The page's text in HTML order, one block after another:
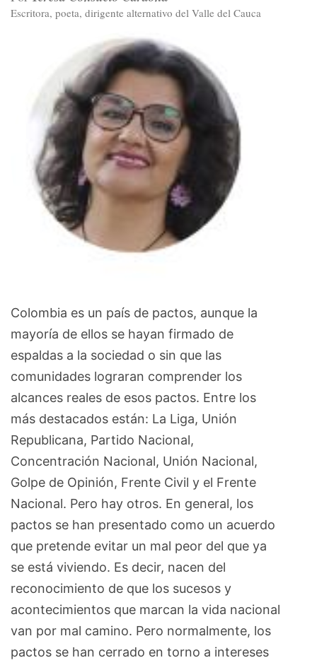
Escritora, poeta, dirigente alternativo del Valle del Cauca
Colombia es un país de pactos, aunque la
mayoría de ellos se hayan firmado de
espaldas a la sociedad o sin que las
comunidades lograran comprender los
alcances reales de esos pactos. Entre los
más destacados están: La Liga, Unión
Republicana, Partido Nacional,
Concentración Nacional, Unión Nacional,
Golpe de Opinión, Frente Civil y el Frente
Nacional. Pero hay otros. En general, los
pactos se han presentado como un acuerdo
que pretende evitar un mal peor del que ya
se está viviendo. Es decir, nacen del
reconocimiento de que los sucesos y
acontecimientos que marcan la vida nacional
van por mal camino. Pero normalmente, los
pactos se han cerrado en torno a intereses